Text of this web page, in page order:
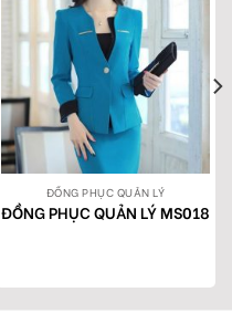
ĐỒNG PHỤC QUẢN LÝ
ĐỒNG PHỤC QUẢN LÝ MS018